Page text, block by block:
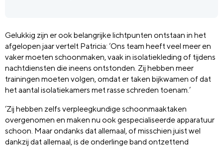
Gelukkig zijn er ook belangrijke lichtpunten ontstaan in het
afgelopen jaar vertelt Patricia: ‘Ons team heeft veel meer en
vaker moeten schoonmaken, vaak in isolatiekleding of tijdens
nachtdiensten die ineens ontstonden. Zij hebben meer
trainingen moeten volgen, omdat er taken bijkwamen of dat
het aantal isolatiekamers met rasse schreden toenam.’
‘Zij hebben zelfs verpleegkundige schoonmaaktaken
overgenomen en maken nu ook gespecialiseerde apparatuur
schoon. Maar ondanks dat allemaal, of misschien juist wel
dankzij dat allemaal, is de onderlinge band ontzettend